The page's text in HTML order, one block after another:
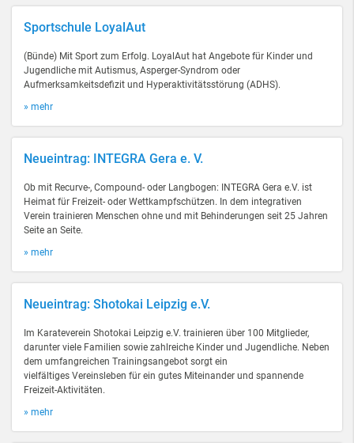
Sportschule LoyalAut
(Bünde) Mit Sport zum Erfolg. LoyalAut hat Angebote für Kinder und
Jugendliche mit Autismus, Asperger-Syndrom oder
Aufmerksamkeitsdefizit und Hyperaktivitätsstörung (ADHS).
» mehr
Neueintrag: INTEGRA Gera e. V.
Ob mit Recurve-, Compound- oder Langbogen: INTEGRA Gera e.V. ist
Heimat für Freizeit- oder Wettkampfschützen. In dem integrativen
Verein trainieren Menschen ohne und mit Behinderungen seit 25 Jahren
Seite an Seite.
» mehr
Neueintrag: Shotokai Leipzig e.V.
Im Karateverein Shotokai Leipzig e.V. trainieren über 100 Mitglieder,
darunter viele Familien sowie zahlreiche Kinder und Jugendliche. Neben
dem umfangreichen Trainingsangebot sorgt ein
vielfältiges Vereinsleben für ein gutes Miteinander und spannende
Freizeit-Aktivitäten.
» mehr